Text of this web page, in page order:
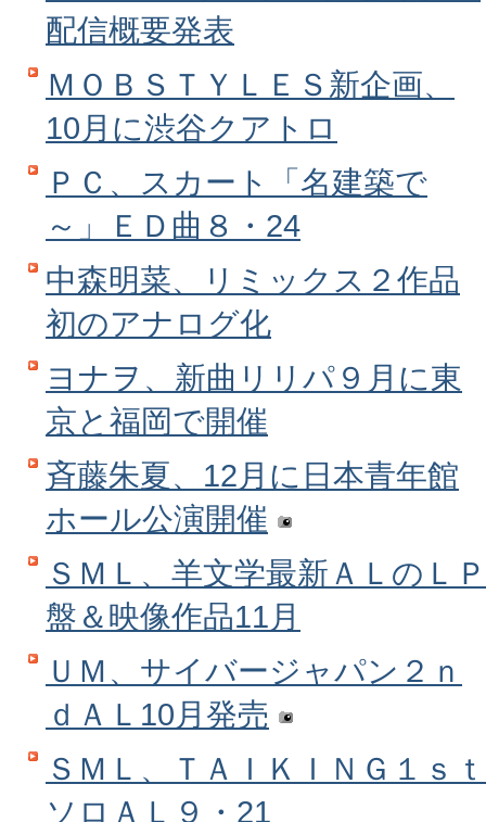
配信概要発表
ＭＯＢＳＴＹＬＥＳ新企画、
10月に渋谷クアトロ
ＰＣ、スカート「名建築で
～」ＥＤ曲８・24
中森明菜、リミックス２作品
初のアナログ化
ヨナヲ、新曲リリパ９月に東
京と福岡で開催
斉藤朱夏、12月に日本青年館
ホール公演開催
ＳＭＬ、羊文学最新ＡＬのＬＰ
盤＆映像作品11月
ＵＭ、サイバージャパン２ｎ
ｄＡＬ10月発売
ＳＭＬ、ＴＡＩＫＩＮＧ１ｓｔ
ソロＡＬ９・21